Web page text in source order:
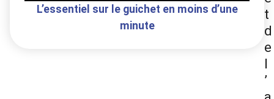
L’essentiel sur le guichet en moins d’une
minute
t
d
e
l
’